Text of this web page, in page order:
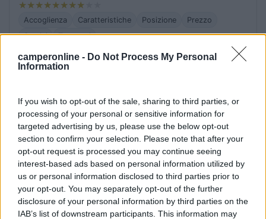
camperonline - Do Not Process My Personal
Information
If you wish to opt-out of the sale, sharing to third parties, or
processing of your personal or sensitive information for
targeted advertising by us, please use the below opt-out
section to confirm your selection. Please note that after your
opt-out request is processed you may continue seeing
interest-based ads based on personal information utilized by
us or personal information disclosed to third parties prior to
your opt-out. You may separately opt-out of the further
disclosure of your personal information by third parties on the
IAB’s list of downstream participants. This information may
Accoglienza Caratteristiche Posizione
Prezzo
Servizi
Trasporti
Bella area con tutti i servizi. Comoda la navetta
che porta a Bardonecchia. Tanti percorsi per gli
amanti del trekking. Consigliata
Posizione Servizi Trasporti
SimonaC 22/07/2021 12:03